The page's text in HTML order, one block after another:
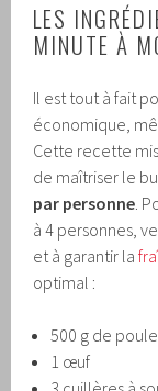
LES
MINUTE À
Il est tout à fait
économique,
Cette recette
de maîtriser le
par personne.
à 4 personnes,
et à garantir la
optimal :
500 g de
1 œuf